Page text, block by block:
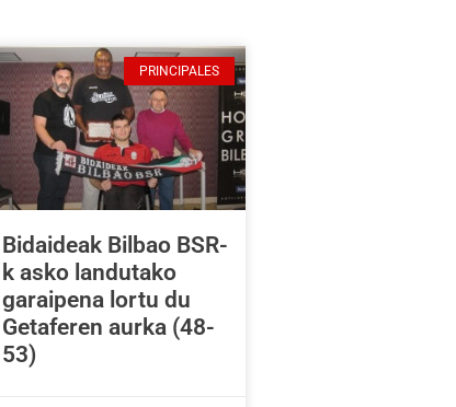
PRINCIPALES
Bidaideak Bilbao BSR-
k asko landutako
garaipena lortu du
Getaferen aurka (48-
53)